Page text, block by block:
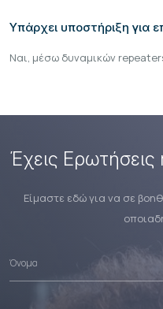
Υπάρχει υποστήριξη για
Ναι, μέσω δυναμικών
Έχεις
Είμαστε εδώ για να σε